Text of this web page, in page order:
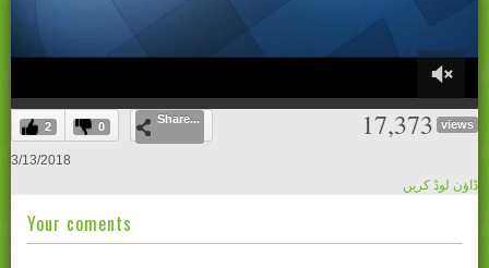
0
of
23
minutes,
2 0
Share... 17,373 views
3/13/2018
ڈاؤن لوڈ کریں
Your coments